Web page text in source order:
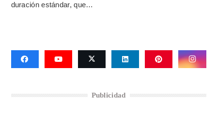
duración estándar, que…
Publicidad